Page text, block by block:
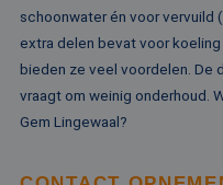
schoonwater én voor vervuild
extra delen bevat voor
bieden ze veel voordelen. De
vraagt om weinig onderhoud.
Gem Lingewaal?